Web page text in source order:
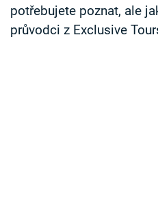
Sledujte nás
potřebujete poznat, ale
průvodci z Exclusive